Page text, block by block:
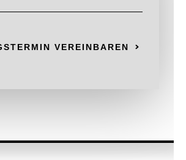
VEREINBAREN